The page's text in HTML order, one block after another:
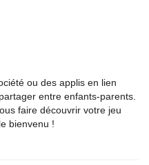
ou des applis en lien
entre enfants-parents.
faire découvrir votre jeu
bienvenu !